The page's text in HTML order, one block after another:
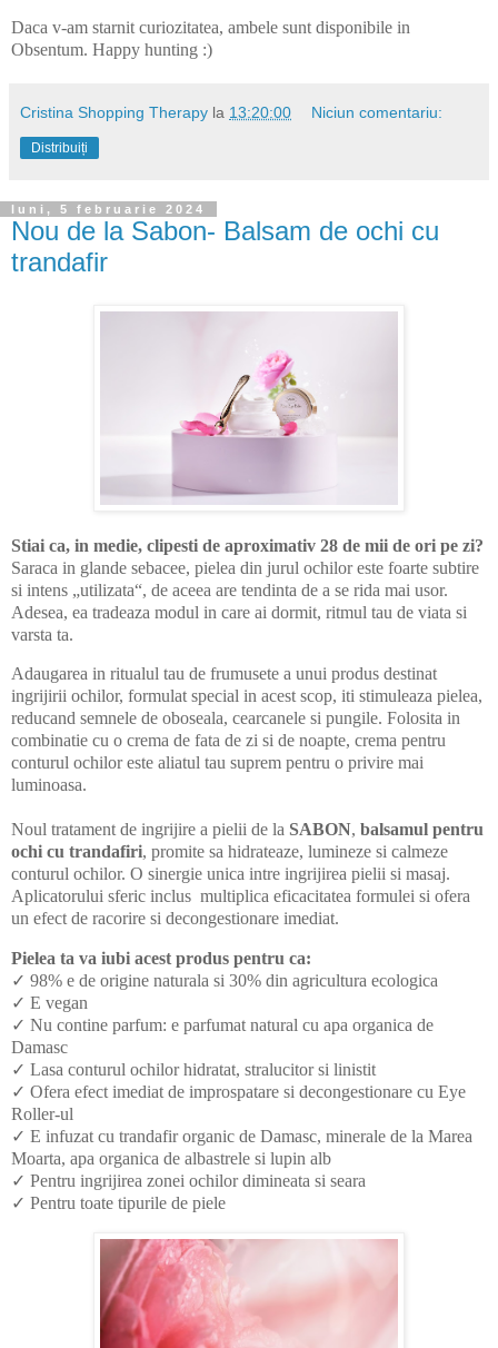
Daca v-am starnit curiozitatea, ambele sunt disponibile in
Obsentum. Happy hunting :)
Cristina Shopping Therapy la 13:20:00 Niciun comentariu:
Distribuiți
luni, 5 februarie 2024
Nou de la Sabon- Balsam de ochi cu
trandafir
Stiai ca, in medie, clipesti de aproximativ 28 de mii de ori pe zi?
Saraca in glande sebacee, pielea din jurul ochilor este foarte subtire
si intens „utilizata“, de aceea are tendinta de a se rida mai usor.
Adesea, ea tradeaza modul in care ai dormit, ritmul tau de viata si
varsta ta.
Adaugarea in ritualul tau de frumusete a unui produs destinat
ingrijirii ochilor, formulat special in acest scop, iti stimuleaza pielea,
reducand semnele de oboseala, cearcanele si pungile. Folosita in
combinatie cu o crema de fata de zi si de noapte, crema pentru
conturul ochilor este aliatul tau suprem pentru o privire mai
luminoasa.
Noul tratament de ingrijire a pielii de la SABON, balsamul pentru
ochi cu trandafiri, promite sa hidrateaze, lumineze si calmeze
conturul ochilor. O sinergie unica intre ingrijirea pielii si masaj.
Aplicatorului sferic inclus multiplica eficacitatea formulei si ofera
un efect de racorire si decongestionare imediat.
Pielea ta va iubi acest produs pentru ca:
✓ 98% e de origine naturala si 30% din agricultura ecologica
✓ E vegan
✓ Nu contine parfum: e parfumat natural cu apa organica de
Damasc
✓ Lasa conturul ochilor hidratat, stralucitor si linistit
✓ Ofera efect imediat de improspatare si decongestionare cu Eye
Roller-ul
✓ E infuzat cu trandafir organic de Damasc, minerale de la Marea
Moarta, apa organica de albastrele si lupin alb
✓ Pentru ingrijirea zonei ochilor dimineata si seara
✓ Pentru toate tipurile de piele